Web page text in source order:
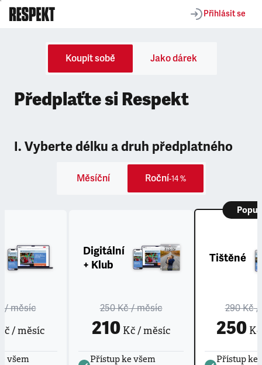
Přihlásit se
Koupit sobě Jako dárek
Předplaťte si Respekt
I. Vyberte délku a druh předplatného
Měsíční Roční-14 %
/ měsíc
/ měsíc
všem
Digitální
+ Klub
250 Kč/ měsíc
210 Kč / měsíc
Přístup ke všem
Tištěné
290 Kč/
250Kč
Přístup ke